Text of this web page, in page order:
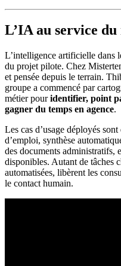
L’IA au service du
L’intelligence artificielle dans
du projet pilote. Chez
et pensée depuis le terrain.
groupe a commencé par
métier pouridentifier, point
gagner du temps en agence.
Les cas d’usage déployés
d’emploi, synthèse
des documents administratifs,
disponibles. Autant de tâches
automatisées, libèrent les
le contact humain.